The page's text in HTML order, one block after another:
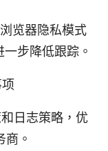
览器隐私模式
步降低跟踪。
日志策略，优
。